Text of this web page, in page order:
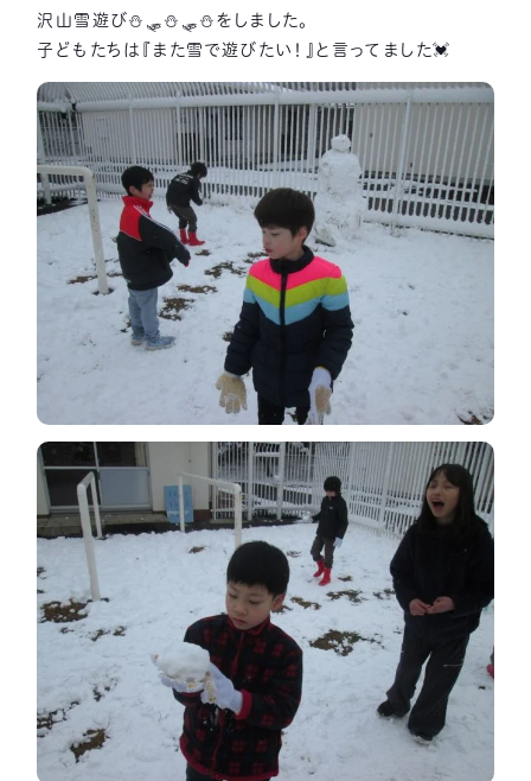
沢山雪遊び⛄🛷⛄🛷⛄をしました。
子どもたちは『また雪で遊びたい！』と言ってました💓